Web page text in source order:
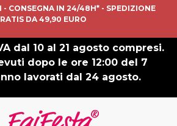
- CONSEGNA IN 24/48H* - SPEDIZIONE
DA 49,90 EURO
dal 10 al 21 agosto compresi.
dopo le ore 12:00 del 7
lavorati dal 24 agosto.